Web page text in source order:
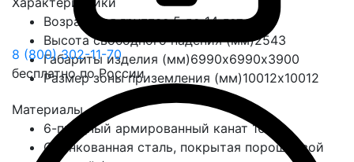
8 (800) 302-11-70
бесплатно по России
Возрастная группас 5 до 14 лет
Высота свободного падения (мм)2543
Габариты изделия (мм)6990х6990х3900
Размер зоны приземления (мм)10012х10012
Материалы
6-прядный армированный канат 16мм
Оцинкованная сталь, покрытая порошковой